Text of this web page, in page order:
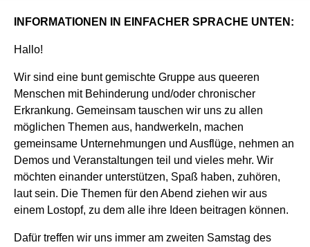
INFORMATIONEN IN EINFACHER SPRACHE UNTEN:
Hallo!
Wir sind eine bunt gemischte Gruppe aus queeren
Menschen mit Behinderung und/oder chronischer
Erkrankung. Gemeinsam tauschen wir uns zu allen
möglichen Themen aus, handwerkeln, machen
gemeinsame Unternehmungen und Ausflüge, nehmen an
Demos und Veranstaltungen teil und vieles mehr. Wir
möchten einander unterstützen, Spaß haben, zuhören,
laut sein. Die Themen für den Abend ziehen wir aus
einem Lostopf, zu dem alle ihre Ideen beitragen können.
Dafür treffen wir uns immer am zweiten Samstag des